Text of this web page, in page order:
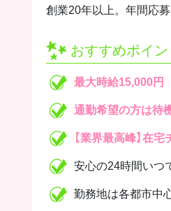
創業20年以上。年間応募
おすすめポイン
最大時給15,000円
通勤希望の方は待
【業界最高峰】在
安心の24時間いつ
勤務地は各都市中